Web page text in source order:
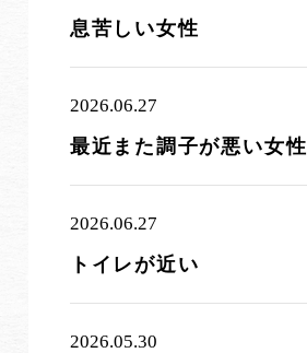
息苦しい女性
2026.06.27
最近また調子が悪い女性
2026.06.27
トイレが近い
2026.05.30